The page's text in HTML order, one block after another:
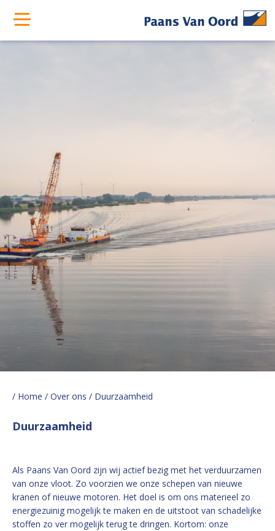
/ Home / Over ons / Duurzaamheid
Duurzaamheid
Als Paans Van Oord zijn wij actief bezig met het verduurzamen
van onze vloot. Zo voorzien we onze schepen van nieuwe
kranen of nieuwe motoren. Het doel is om ons materieel zo
energiezuinig mogelijk te maken en de uitstoot van schadelijke
stoffen zo ver mogelijk terug te dringen. Kortom: onze